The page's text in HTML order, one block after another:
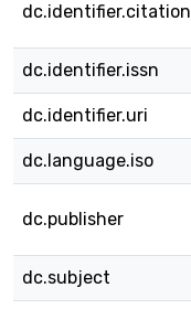
dc.identifier.citation
dc.identifier.issn
dc.identifier.uri
dc.language.iso
dc.publisher
dc.subject